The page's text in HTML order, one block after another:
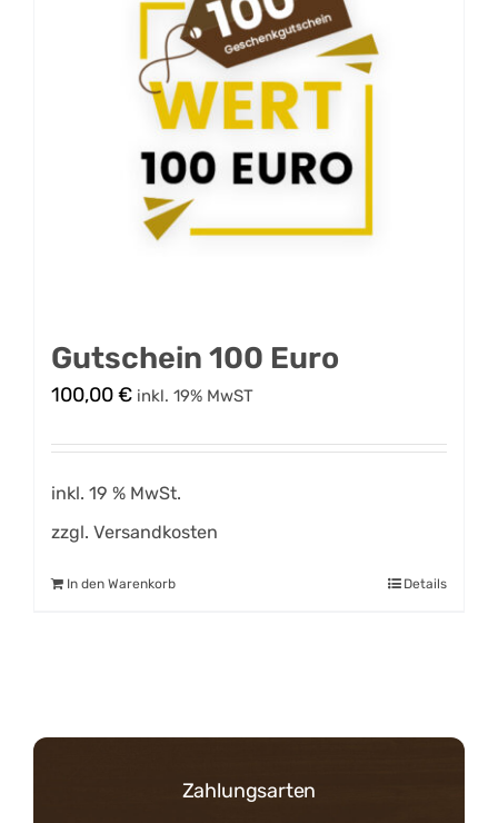
Gutschein 100 Euro
100,00€ inkl. 19% MwST
inkl. 19 % MwSt.
zzgl. Versandkosten
In den Warenkorb Details
Zahlungsarten